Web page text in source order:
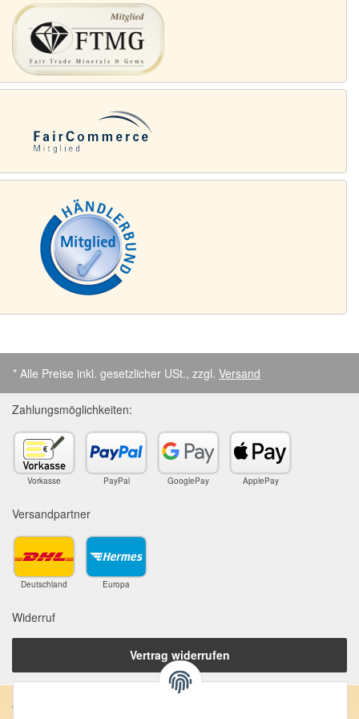
* Alle Preise inkl. gesetzlicher USt., zzgl. Versand
Zahlungsmöglichkeiten:
Vorkasse PayPal GooglePay ApplePay
Versandpartner
Deutschland Europa
Widerruf
Vertrag widerrufen
Anschrift: